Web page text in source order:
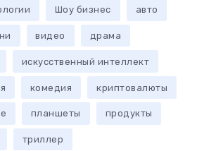
Шоу бизнес авто
видео драма
искусственный интеллект
комедия криптовалюты
планшеты продукты
триллер